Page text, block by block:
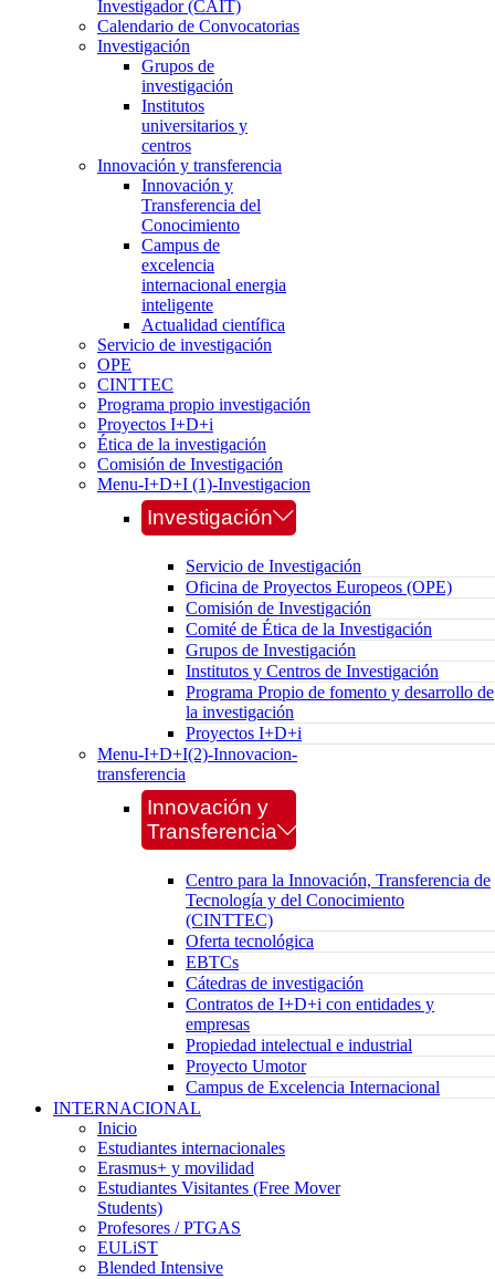
Investigador (CAIT)
Calendario de Convocatorias
Investigación
Grupos de
investigación
Institutos
universitarios y
centros
Innovación y transferencia
Innovación y
Transferencia del
Conocimiento
Campus de
excelencia
internacional energia
inteligente
Actualidad científica
Servicio de investigación
OPE
CINTTEC
Programa propio investigación
Proyectos I+D+i
Ética de la investigación
Comisión de Investigación
Menu-I+D+I (1)-Investigacion
Investigación
Servicio de Investigación
Oficina de Proyectos Europeos (OPE)
Comisión de Investigación
Comité de Ética de la Investigación
Grupos de Investigación
Institutos y Centros de Investigación
Programa Propio de fomento y desarrollo de
la investigación
Proyectos I+D+i
Menu-I+D+I(2)-Innovacion-
transferencia
Innovación y
Transferencia
Centro para la Innovación, Transferencia de
Tecnología y del Conocimiento
(CINTTEC)
Oferta tecnológica
EBTCs
Cátedras de investigación
Contratos de I+D+i con entidades y
empresas
Propiedad intelectual e industrial
Proyecto Umotor
Campus de Excelencia Internacional
INTERNACIONAL
Inicio
Estudiantes internacionales
Erasmus+ y movilidad
Estudiantes Visitantes (Free Mover
Students)
Profesores / PTGAS
EULiST
Blended Intensive